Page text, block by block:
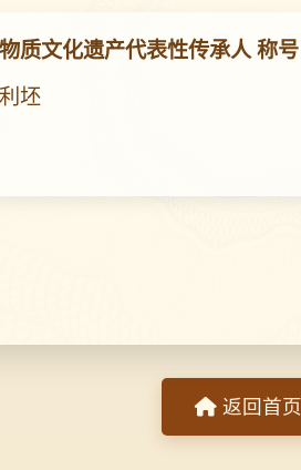
质文化遗产代表性传承人 称号
坯
返回首页